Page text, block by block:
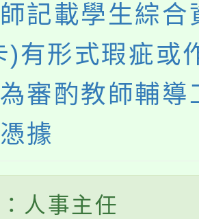
記載學生綜合
)有形式瑕疵或
審酌教師輔導
據
人事主任